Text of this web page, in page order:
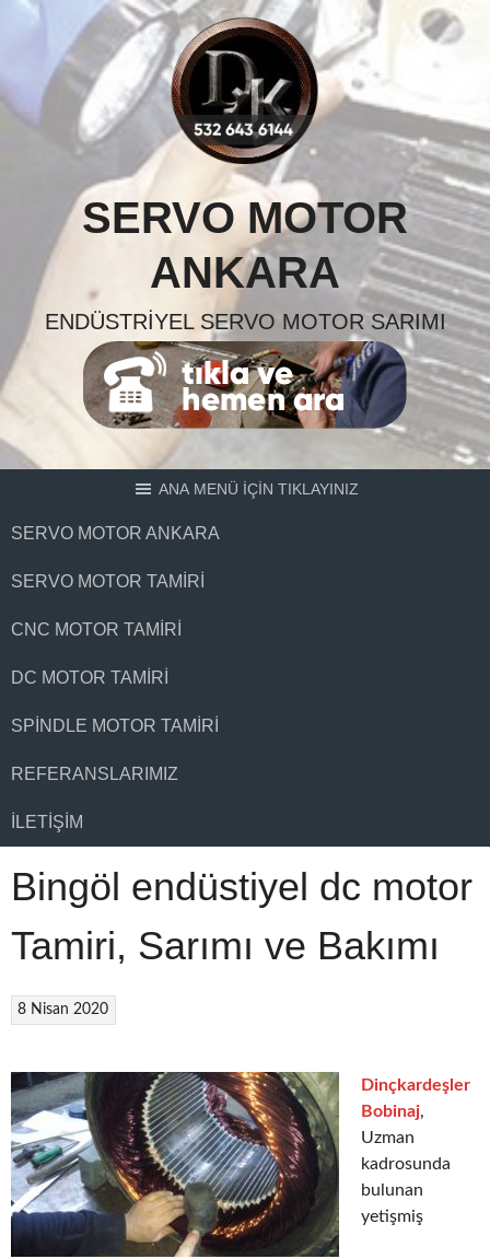
Skip
content
SERVO MOTOR
ANKARA
ENDÜSTRIYEL SERVO MOTOR SARIMI
ANA MENÜ İÇİN TIKLAYINIZ
SERVO MOTOR ANKARA
SERVO MOTOR TAMIRI
CNC MOTOR TAMIRI
DC MOTOR TAMIRI
SPINDLE MOTOR TAMIRI
REFERANSLARIMIZ
İLETIŞIM
Bingöl endüstiyel dc motor
Tamiri, Sarımı ve Bakımı
8 Nisan 2020
Dinçkardeşler
Bobinaj,
Uzman
kadrosunda
bulunan
yetişmiş